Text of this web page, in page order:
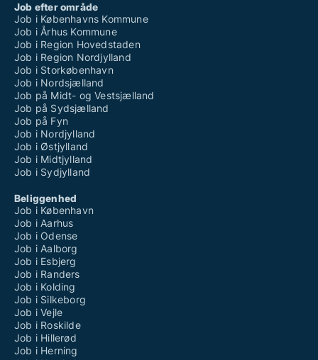
Job efter område
Job i Københavns Kommune
Job i Århus Kommune
Job i Region Hovedstaden
Job i Region Nordjylland
Job i Storkøbenhavn
Job i Nordsjælland
Job på Midt- og Vestsjælland
Job på Sydsjælland
Job på Fyn
Job i Nordjylland
Job i Østjylland
Job i Midtjylland
Job i Sydjylland
Beliggenhed
Job i København
Job i Aarhus
Job i Odense
Job i Aalborg
Job i Esbjerg
Job i Randers
Job i Kolding
Job i Silkeborg
Job i Vejle
Job i Roskilde
Job i Hillerød
Job i Herning